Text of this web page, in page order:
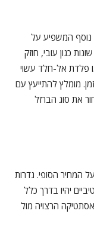
נוסף המשפיע על
כגון עובי, חוזק
פלדת אל-חלד עשוי
מומלץ להתייעץ עם
את סוג הברזל
המחיר הסופי. גדרות
יהיו בדרך כלל
הרצויה מול